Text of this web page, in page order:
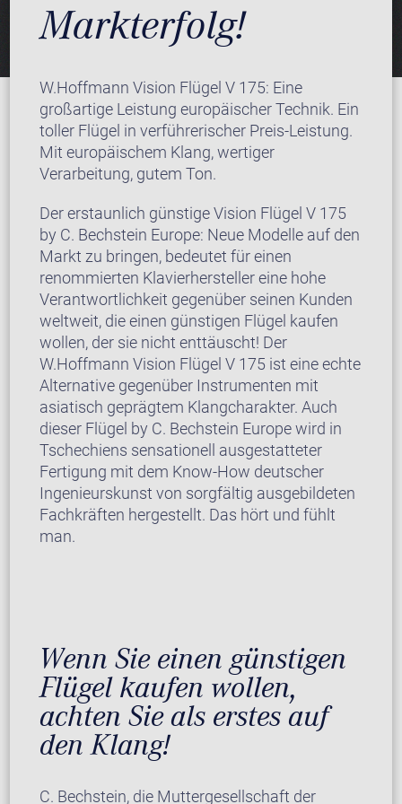
Markterfolg!
W.Hoffmann Vision Flügel V 175: Eine
großartige Leistung europäischer Technik. Ein
toller Flügel in verführerischer Preis-Leistung.
Mit europäischem Klang, wertiger
Verarbeitung, gutem Ton.
Der erstaunlich günstige Vision Flügel V 175
by C. Bechstein Europe: Neue Modelle auf den
Markt zu bringen, bedeutet für einen
renommierten Klavierhersteller eine hohe
Verantwortlichkeit gegenüber seinen Kunden
weltweit, die einen günstigen Flügel kaufen
wollen, der sie nicht enttäuscht! Der
W.Hoffmann Vision Flügel V 175 ist eine echte
Alternative gegenüber Instrumenten mit
asiatisch geprägtem Klangcharakter. Auch
dieser Flügel by C. Bechstein Europe wird in
Tschechiens sensationell ausgestatteter
Fertigung mit dem Know-How deutscher
Ingenieurskunst von sorgfältig ausgebildeten
Fachkräften hergestellt. Das hört und fühlt
man.
Wenn Sie einen günstigen
Flügel kaufen wollen,
achten Sie als erstes auf
den Klang!
C. Bechstein, die Muttergesellschaft der